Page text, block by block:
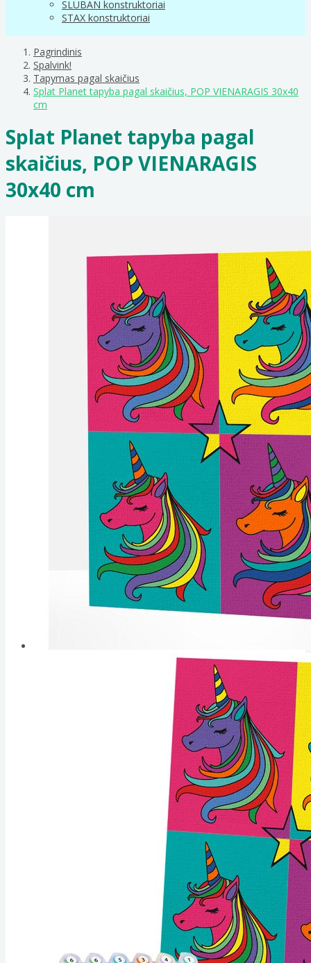
SLUBAN konstruktoriai
STAX konstruktoriai
Pagrindinis
Spalvink!
Tapymas pagal skaičius
Splat Planet tapyba pagal skaičius, POP VIENARAGIS 30x40
cm
Splat Planet tapyba pagal
skaičius, POP VIENARAGIS
30x40 cm